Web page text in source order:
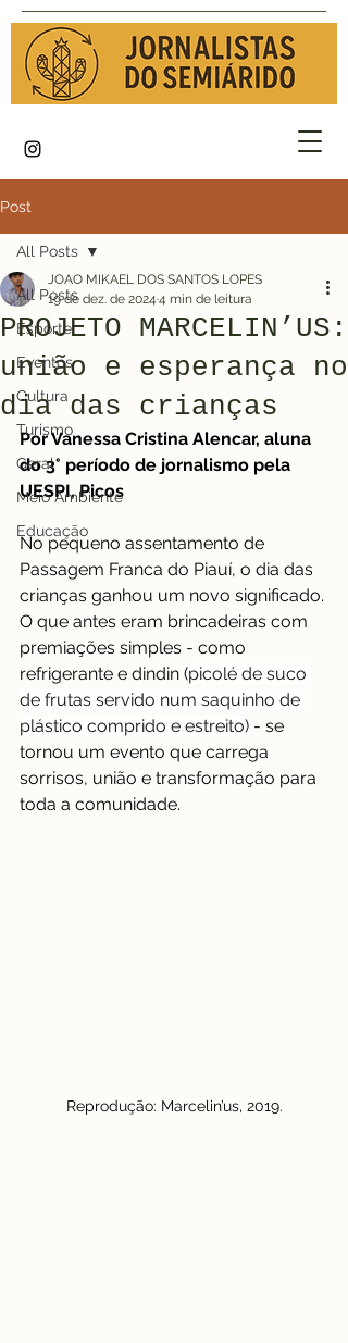
Post
All Posts
Esporte
Eventos
Cultura
Turismo
Geral
Meio Ambiente
Educação
All Posts
PROJETO MARCELIN’US:
união e esperança no
dia das crianças
JOAO MIKAEL DOS SANTOS LOPES
19 de dez. de 2024 4 min de leitura
Por Vanessa Cristina Alencar, aluna
do 3° período de jornalismo pela
UESPI, Picos
No pequeno assentamento de
Passagem Franca do Piauí, o dia das
crianças ganhou um novo significado.
O que antes eram brincadeiras com
premiações simples - como
refrigerante e dindin (picolé de suco
de frutas servido num saquinho de
plástico comprido e estreito) - se
tornou um evento que carrega
sorrisos, união e transformação para
toda a comunidade.
Reprodução: Marcelin’us, 2019.